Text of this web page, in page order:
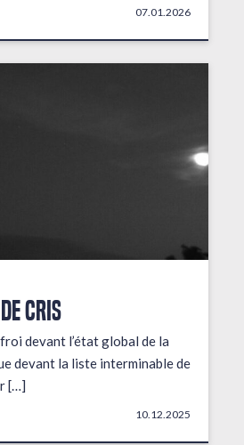
07.01.2026
CRIS
devant l’état global de la
devant la liste interminable de
[…]
10.12.2025